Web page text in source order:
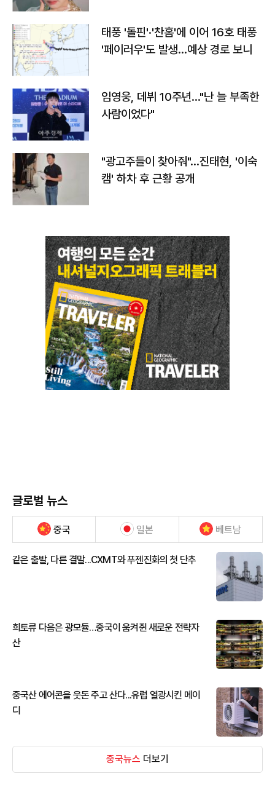
태풍 '돌핀'·'찬홈'에 이어 16호 태풍
'페이러우'도 발생…예상 경로 보니
임영웅, 데뷔 10주년…"난 늘 부족한
사람이었다"
"광고주들이 찾아줘"…진태현, '이숙
캠' 하차 후 근황 공개
글로벌 뉴스
중국 일본 베트남
같은 출발, 다른 결말...CXMT와 푸젠진화의 첫 단추
희토류 다음은 광모듈…중국이 움켜쥔 새로운 전략자
산
중국산 에어콘을 웃돈 주고 산다...유럽 열광시킨 메이
디
중국뉴스 더보기